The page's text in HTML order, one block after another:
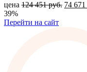
цена 124 451руб. 74 671
39%
Перейти на сайт